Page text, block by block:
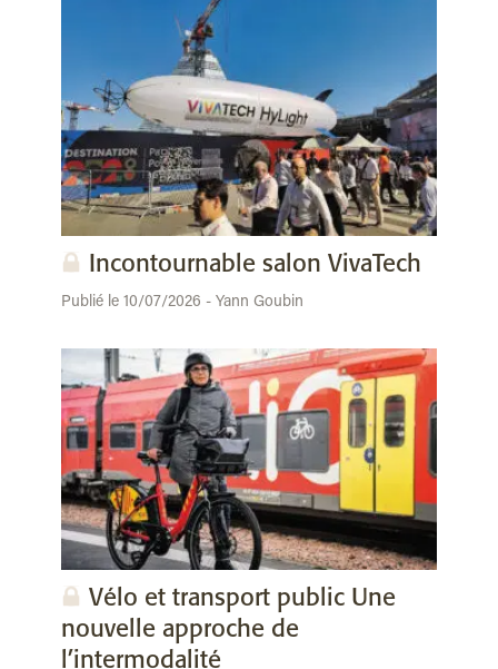
Incontournable salon VivaTech
Publié le 10/07/2026 - Yann Goubin
Vélo et transport public Une
nouvelle approche de
l’intermodalité